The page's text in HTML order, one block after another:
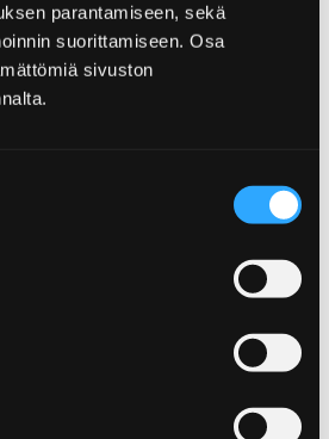
parantamiseen, sekä
suorittamiseen. Osa
sivuston
längs Björneborgs hisnande
Räfsö och Kallo, och njut